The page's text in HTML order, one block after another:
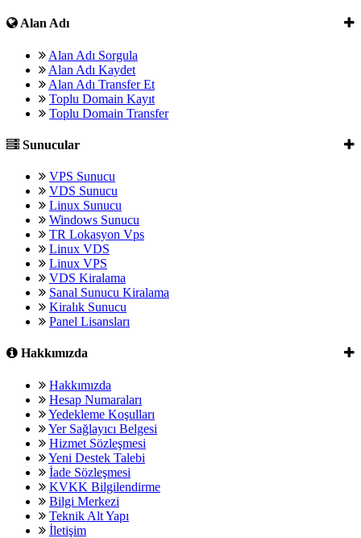
Alan Adı
Alan Adı Sorgula
Alan Adı Kaydet
Alan Adı Transfer Et
Toplu Domain Kayıt
Toplu Domain Transfer
Sunucular
VPS Sunucu
VDS Sunucu
Linux Sunucu
Windows Sunucu
TR Lokasyon Vps
Linux VDS
Linux VPS
VDS Kiralama
Sanal Sunucu Kiralama
Kiralık Sunucu
Panel Lisansları
Hakkımızda
Hakkımızda
Hesap Numaraları
Yedekleme Koşulları
Yer Sağlayıcı Belgesi
Hizmet Sözleşmesi
Yeni Destek Talebi
İade Sözleşmesi
KVKK Bilgilendirme
Bilgi Merkezi
Teknik Alt Yapı
İletişim